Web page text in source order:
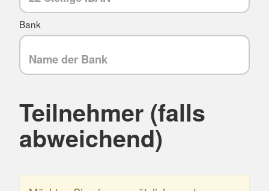
Bank
Teilnehmer (falls
abweichend)